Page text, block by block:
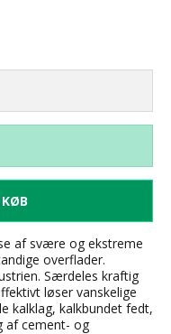
KØB
af svære og ekstreme
overflader.
Særdeles kraftig
løser vanskelige
kalklag, kalkbundet fedt,
af cement- og